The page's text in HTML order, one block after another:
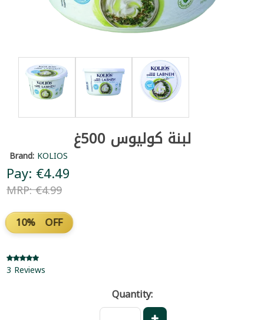
لبنة كوليوس 500غ
Brand: KOLIOS
Pay: €4.49
MRP: €4.99
10% OFF
3 Reviews
Quantity: